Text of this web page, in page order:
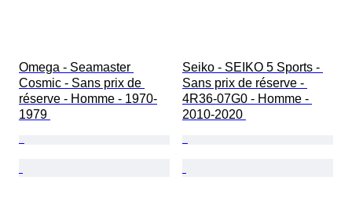
Omega - Seamaster
Cosmic - Sans prix de
réserve - Homme - 1970-
1979
Seiko - SEIKO 5 Sports -
Sans prix de réserve -
4R36-07G0 - Homme -
2010-2020